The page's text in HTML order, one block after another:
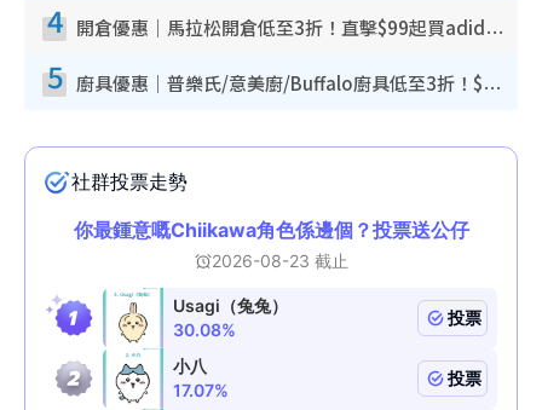
4 開倉優惠｜馬拉松開倉低至3折！直擊$99起買adidas／New Balance／Puma鞋款 STANLEY保溫杯劈價至$119起
5 廚具優惠｜普樂氏/意美廚/Buffalo廚具低至3折！$89起買煎鍋／炒鑊／個人鍋 同場小家電激減至$99起